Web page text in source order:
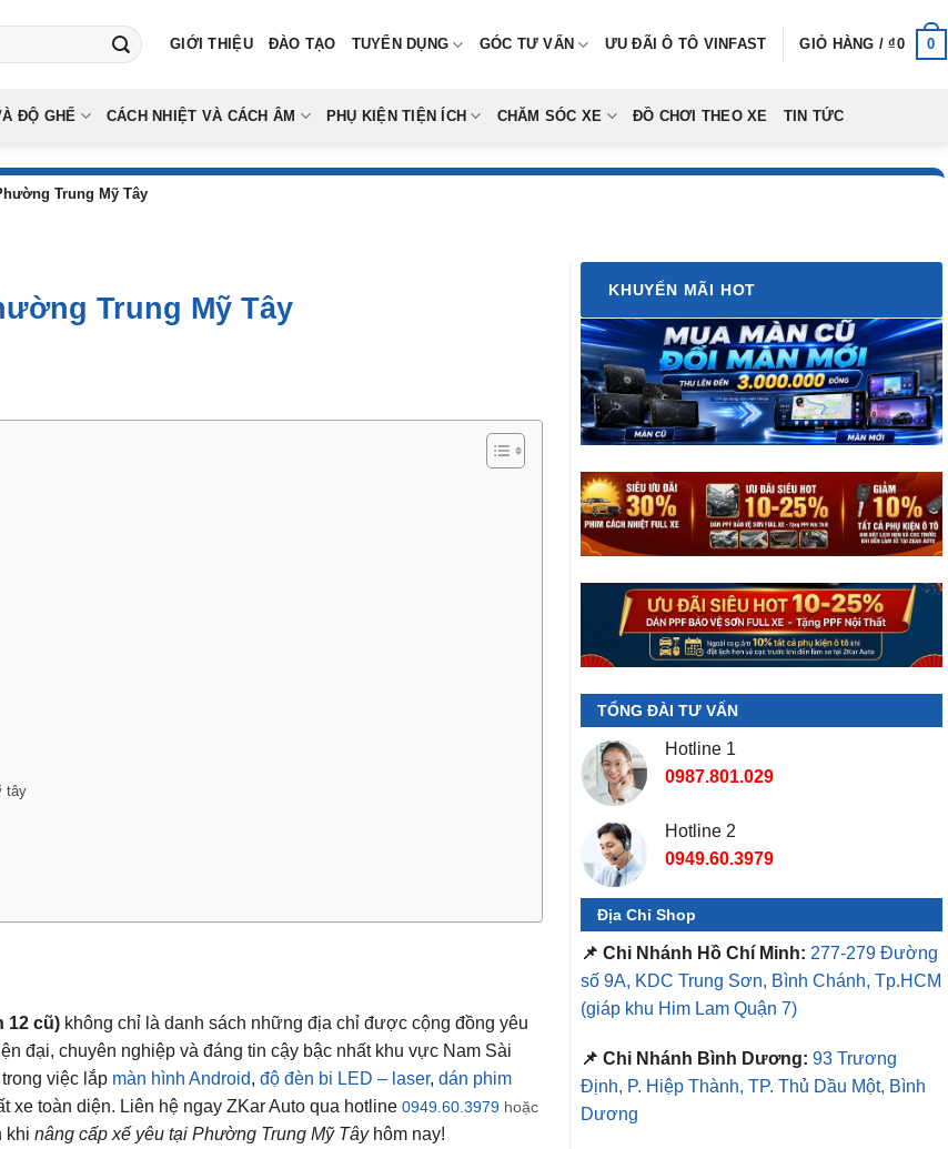
GIỚI THIỆU ĐÀO TẠO TUYỂN DỤNG GÓC TƯ VẤN ƯU ĐÃI Ô TÔ VINFAST GIỎ HÀNG /₫0 0
ĐỘ GHẾ CÁCH NHIỆT VÀ CÁCH ÂM PHỤ KIỆN TIỆN ÍCH CHĂM SÓC XE ĐỒ CHƠI THEO XE TIN TỨC
Trung Mỹ Tây
Trung Mỹ Tây
tây
12 cũ) không chỉ là danh sách những địa chỉ được cộng đồng yêu
đại, chuyên nghiệp và đáng tin cậy bậc nhất khu vực Nam Sài
việc lắp màn hình Android, độ đèn bi LED – laser, dán phim
xe toàn diện. Liên hệ ngay ZKar Auto qua hotline 0949.60.3979 hoặc
khi nâng cấp xế yêu tại Phường Trung Mỹ Tâyhôm nay!
KHUYẾN MÃI HOT
TỔNG ĐÀI TƯ VẤN
Hotline 1
0987.801.029
Hotline 2
0949.60.3979
Địa Chỉ Shop
📌 Chi Nhánh Hồ Chí Minh: 277-279 Đường
số 9A, KDC Trung Sơn, Bình Chánh, Tp.HCM
(giáp khu Him Lam Quận 7)
📌 Chi Nhánh Bình Dương: 93 Trương
Định, P. Hiệp Thành, TP. Thủ Dầu Một, Bình
Dương